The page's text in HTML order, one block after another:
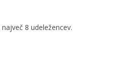
8 udeležencev.